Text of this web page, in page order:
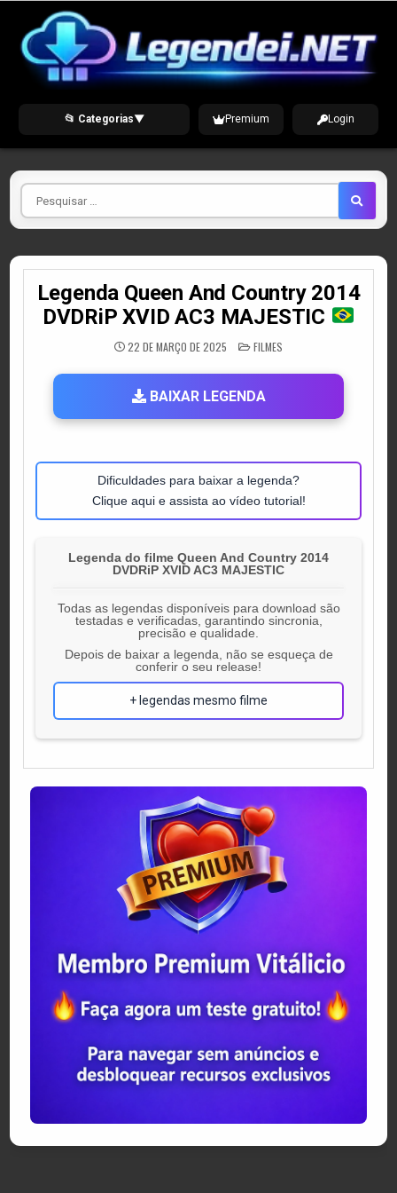
content
📂 Categorias▼ Premium Login
Pesquisar
por
Legenda Queen And Country 2014
DVDRiP XVID AC3 MAJESTIC
22 DE MARÇO DE 2025 POSTED
IN
FILMES
BAIXAR LEGENDA
Dificuldades para baixar a legenda?
Clique aqui e assista ao vídeo tutorial!
Legenda do filme Queen And Country 2014
DVDRiP XVID AC3 MAJESTIC
Todas as legendas disponíveis para download são
testadas e verificadas, garantindo sincronia,
precisão e qualidade.
Depois de baixar a legenda, não se esqueça de
conferir o seu release!
+ legendas mesmo filme